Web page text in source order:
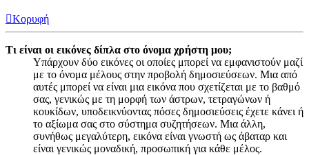
Κορυφή
Τι είναι οι εικόνες δίπλα στο όνομα χρήστη μου;
Υπάρχουν δύο εικόνες οι οποίες μπορεί να εμφανιστούν μαζί
με το όνομα μέλους στην προβολή δημοσιεύσεων. Μια από
αυτές μπορεί να είναι μια εικόνα που σχετίζεται με το βαθμό
σας, γενικώς με τη μορφή των άστρων, τετραγώνων ή
κουκίδων, υποδεικνύοντας πόσες δημοσιεύσεις έχετε κάνει ή
το αξίωμα σας στο σύστημα συζητήσεων. Μια άλλη,
συνήθως μεγαλύτερη, εικόνα είναι γνωστή ως άβαταρ και
είναι γενικώς μοναδική, προσωπική για κάθε μέλος.